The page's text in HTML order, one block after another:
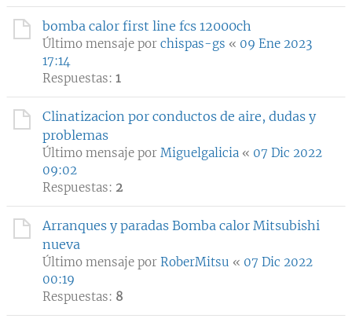
bomba calor first line fcs 12000ch
Último mensaje por chispas-gs « 09 Ene 2023
17:14
Respuestas: 1
Clinatizacion por conductos de aire, dudas y
problemas
Último mensaje por Miguelgalicia « 07 Dic 2022
09:02
Respuestas: 2
Arranques y paradas Bomba calor Mitsubishi
nueva
Último mensaje por RoberMitsu « 07 Dic 2022
00:19
Respuestas: 8